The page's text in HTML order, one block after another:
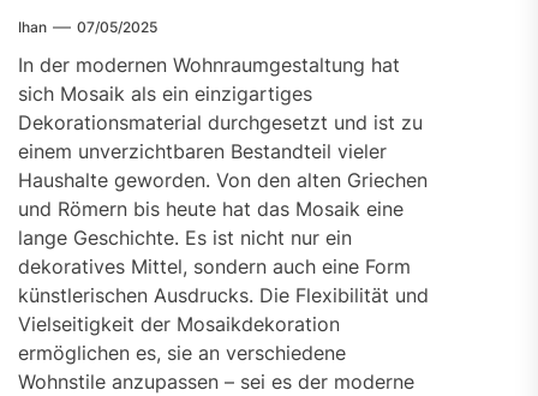
Ihan 07/05/2025
In der modernen Wohnraumgestaltung hat
sich Mosaik als ein einzigartiges
Dekorationsmaterial durchgesetzt und ist zu
einem unverzichtbaren Bestandteil vieler
Haushalte geworden. Von den alten Griechen
und Römern bis heute hat das Mosaik eine
lange Geschichte. Es ist nicht nur ein
dekoratives Mittel, sondern auch eine Form
künstlerischen Ausdrucks. Die Flexibilität und
Vielseitigkeit der Mosaikdekoration
ermöglichen es, sie an verschiedene
Wohnstile anzupassen – sei es der moderne